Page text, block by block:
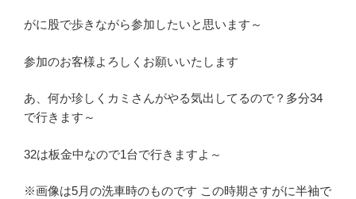
がに股で歩きながら参加したいと思います～
参加のお客様よろしくお願いいたします
あ、何か珍しくカミさんがやる気出してるので？多分34
で行きます～
32は板金中なので1台で行きますよ～
※画像は5月の洗車時のものです この時期さすがに半袖で